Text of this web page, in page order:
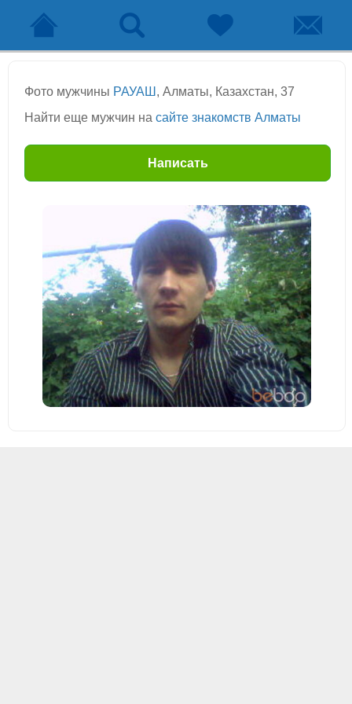
Фото мужчины РАУАШ , Алматы, Казахстан, 37
Найти еще мужчин на сайте знакомств Алматы
Написать